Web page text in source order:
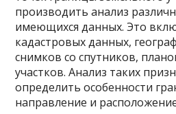
производить анализ
имеющихся данных. Это
кадастровых данных,
снимков со спутников,
участков. Анализ таких
определить особенности
направление и